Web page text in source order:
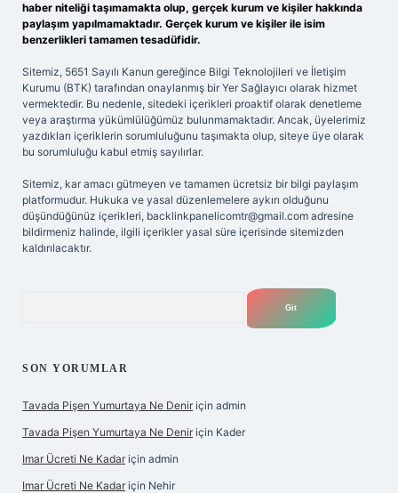
haber niteliği taşımamakta olup, gerçek kurum ve kişiler hakkında
paylaşım yapılmamaktadır. Gerçek kurum ve kişiler ile isim
benzerlikleri tamamen tesadüfidir.
Sitemiz, 5651 Sayılı Kanun gereğince Bilgi Teknolojileri ve İletişim
Kurumu (BTK) tarafından onaylanmış bir Yer Sağlayıcı olarak hizmet
vermektedir. Bu nedenle, sitedeki içerikleri proaktif olarak denetleme
veya araştırma yükümlülüğümüz bulunmamaktadır. Ancak, üyelerimiz
yazdıkları içeriklerin sorumluluğunu taşımakta olup, siteye üye olarak
bu sorumluluğu kabul etmiş sayılırlar.
Sitemiz, kar amacı gütmeyen ve tamamen ücretsiz bir bilgi paylaşım
platformudur. Hukuka ve yasal düzenlemelere aykırı olduğunu
düşündüğünüz içerikleri, backlinkpanelicomtr@gmail.com adresine
bildirmeniz halinde, ilgili içerikler yasal süre içerisinde sitemizden
kaldırılacaktır.
SON YORUMLAR
Tavada Pişen Yumurtaya Ne Denir için admin
Tavada Pişen Yumurtaya Ne Denir için Kader
Imar Ücreti Ne Kadar için admin
Imar Ücreti Ne Kadar için Nehir